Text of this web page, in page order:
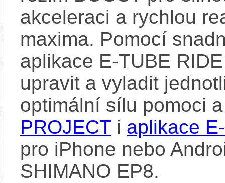
akceleraci a rychlou
maxima. Pomocí
aplikace E-TUBE
upravit a vyladit
optimální sílu pomoci
PROJECT i aplikace
pro iPhone nebo
SHIMANO EP8.